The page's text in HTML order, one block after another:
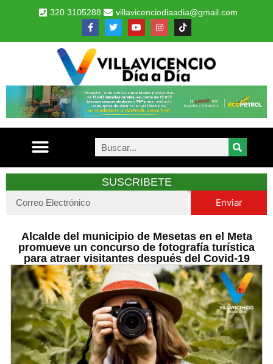
320 3105288 villavicenciodiaadia@gmail.com
SUSCRIBETE
Enviar
Alcalde del municipio de Mesetas en el Meta
promueve un concurso de fotografía turística
para atraer visitantes después del Covid-19